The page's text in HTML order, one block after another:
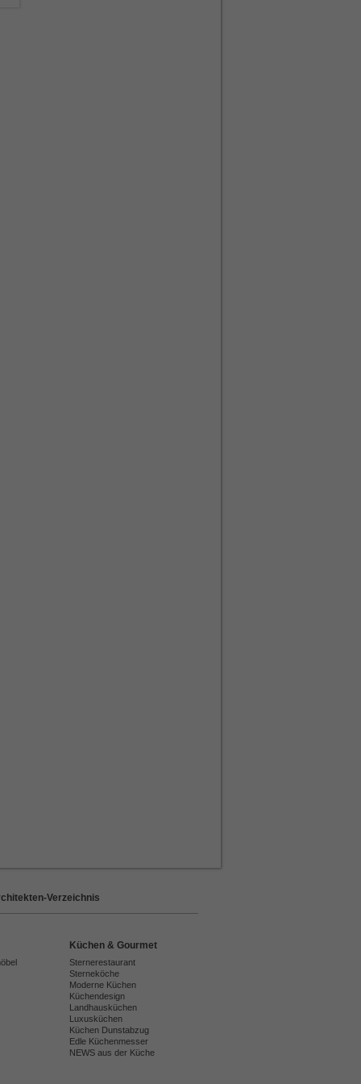
Verzeichnis
Küchen & Gourmet
Sternerestaurant
Sterneköche
Moderne Küchen
Küchendesign
Landhausküchen
Luxusküchen
Küchen Dunstabzug
Edle Küchenmesser
NEWS aus der Küche